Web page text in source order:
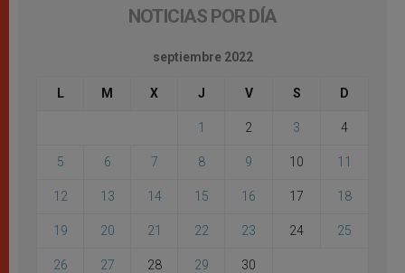
NOTICIAS POR DÍA
septiembre 2022
L M X J V S D
1 2 3 4
5 6 7 8 9 10 11
12 13 14 15 16 17 18
19 20 21 22 23 24 25
26 27 28 29 30